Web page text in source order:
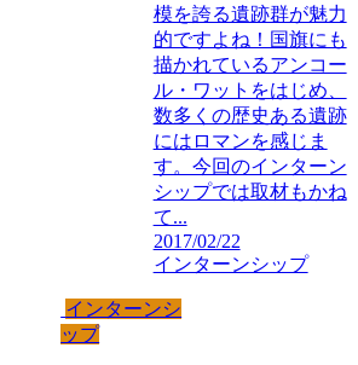
模を誇る遺跡群が魅力
的ですよね！国旗にも
描かれているアンコー
ル・ワットをはじめ、
数多くの歴史ある遺跡
にはロマンを感じま
す。今回のインターン
シップでは取材もかね
て...
2017/02/22
インターンシップ
インターンシ
ップ